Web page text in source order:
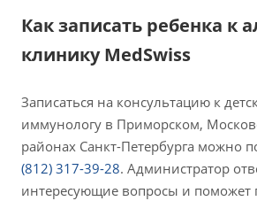
Как записать ребенка к
клинику MedSwiss
Записаться на консультацию к
иммунологу в Приморском,
районах Санкт-Петербурга можно
(812) 317-39-28. Администратор
интересующие вопросы и поможет